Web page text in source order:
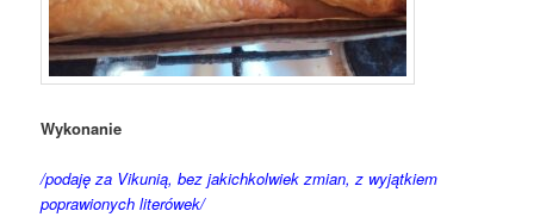
Wykonanie
/podaję za Vikunią, bez jakichkolwiek zmian, z wyjątkiem
poprawionych literówek/